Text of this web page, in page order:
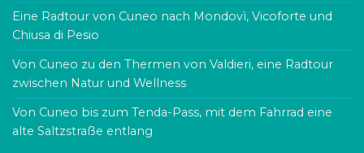
Eine Radtour von Cuneo nach Mondovì, Vicoforte und
Chiusa di Pesio
Von Cuneo zu den Thermen von Valdieri, eine Radtour
zwischen Natur und Wellness
Von Cuneo bis zum Tenda-Pass, mit dem Fahrrad eine
alte Saltzstraße entlang